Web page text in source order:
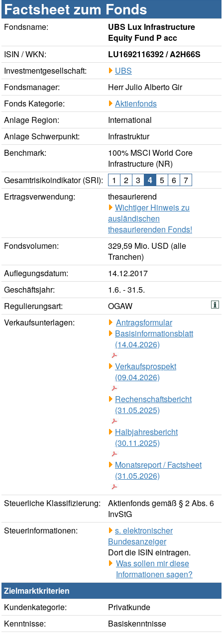
Factsheet zum Fonds
Fondsname:
UBS Lux Infrastructure
Equity Fund P acc
ISIN / WKN:
LU1692116392 / A2H66S
Investmentgesellschaft:
UBS
Fondsmanager:
Herr Julio Alberto Gir
Fonds Kategorie:
Aktienfonds
Anlage Region:
International
Anlage Schwerpunkt:
Infrastruktur
Benchmark:
100% MSCI World Core
Infrastructure (NR)
Gesamtrisikoindikator (SRI):
1 2 3 4 5 6
7
Ertragsverwendung:
thesaurierend
Wichtiger Hinweis zu
ausländischen
thesaurierenden Fonds!
Fondsvolumen:
329,59 Mio. USD (alle
Tranchen)
Auflegungsdatum:
14.12.2017
Geschäftsjahr:
1.6. - 31.5.
Regulierungsart:
OGAW
Verkaufsunterlagen:
Antragsformular
Basisinformationsblatt
(14.04.2026)
Verkaufsprospekt
(09.04.2026)
Rechenschaftsbericht
(31.05.2025)
Halbjahresbericht
(30.11.2025)
Monatsreport / Factsheet
(31.05.2026)
Steuerliche Klassifizierung:
Aktienfonds gemäß § 2 Abs. 6
InvStG
Steuerinformationen:
s. elektronischer
Bundesanzeiger
Dort die ISIN eintragen.
Was sollen mir diese
Informationen sagen?
Zielmarktkriterien
Kundenkategorie:
Privatkunde
Kenntnisse:
Basiskenntnisse